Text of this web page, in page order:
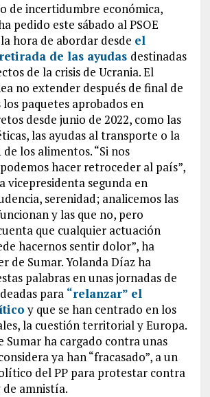
de incertidumbre económica,
pedido este sábado al PSOE
hora de abordar desde el
de las ayudas destinadas
de la crisis de Ucrania. El
no extender después de final de
paquetes aprobados en
desde junio de 2022, como las
las ayudas al transporte o la
los alimentos. “Si nos
hacer retroceder al país”,
vicepresidenta segunda en
serenidad; analicemos las
y las que no, pero
que cualquier actuación
hacernos sentir dolor”, ha
de Sumar. Yolanda Díaz ha
palabras en unas jornadas de
para “relanzar” el
y que se han centrado en los
la cuestión territorial y Europa.
ha cargado contra unas
ya han “fracasado”, a un
del PP para protestar contra
amnistía.